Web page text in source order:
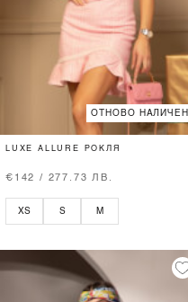
ОТНОВО НАЛИЧЕН
LUXE ALLURE РОКЛЯ
€142 / 277.73 ЛВ.
XS S M